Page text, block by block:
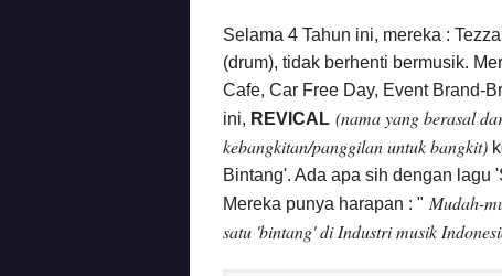
Selama 4 Tahun ini, mereka :
(drum), tidak berhenti bermusik.
Cafe, Car Free Day, Event Brand-
ini, REVICAL (nama yang berasal
kebangkitan/panggilan untuk bangkit)
Bintang'. Ada apa sih dengan
Mereka punya harapan : " Mudah-
satu 'bintang' di Industri musik